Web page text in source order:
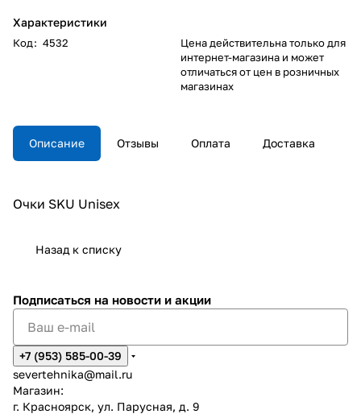
Характеристики
Код: 4532
Цена действительна только для
интернет-магазина и может
отличаться от цен в розничных
магазинах
Описание Отзывы Оплата Доставка
Очки SKU Unisex
Назад к списку
Подписаться на новости и акции
+7 (953) 585-00-39
severtehnika@mail.ru
Магазин:
г. Красноярск, ул. Парусная, д. 9